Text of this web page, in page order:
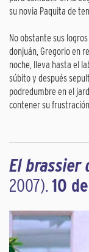
su novia Paquita de
No obstante sus
donjuán, Gregorio en
noche, lleva hasta el
súbito y después
podredumbre en el
contener su
El brassier
2007).10